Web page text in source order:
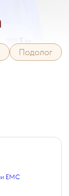
Подолог
EMC